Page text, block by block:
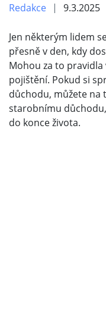
Redakce 9.3.2025
Jen některým lidem
přesně v den, kdy
Mohou za to
pojištění. Pokud si
důchodu, můžete na
starobnímu
do konce života.